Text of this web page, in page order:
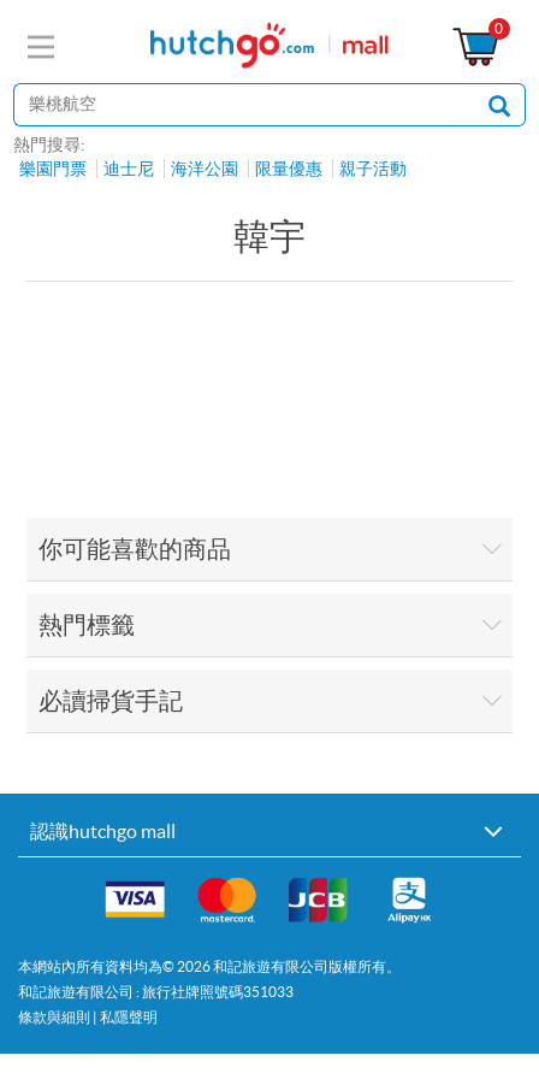
0
熱門搜尋:
樂園門票
迪士尼 海洋公園 限量優惠 親子活動
韓宇
你可能喜歡的商品
熱門標籤
必讀掃貨手記
認識hutchgo mall
本網站內所有資料均為© 2026和記旅遊有限公司版權所有。
和記旅遊有限公司 : 旅行社牌照號碼351033
條款與細則 | 私隱聲明